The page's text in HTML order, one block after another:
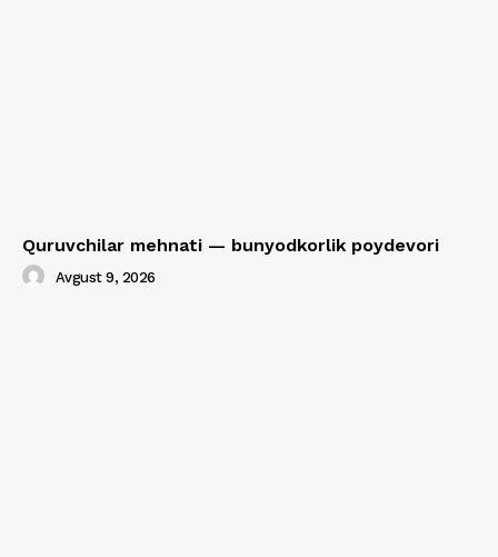
Quruvchilar mehnati — bunyodkorlik poydevori
Avgust 9, 2026